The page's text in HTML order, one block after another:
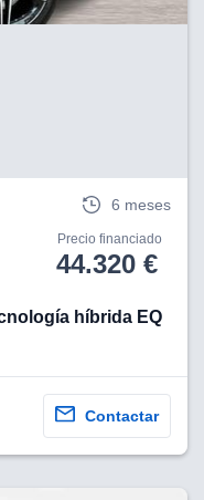
6 meses
Precio financiado
44.320 €
híbrida EQ
Contactar